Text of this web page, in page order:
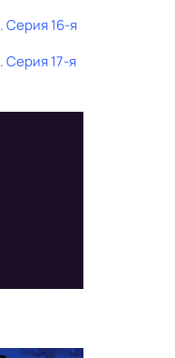
. Серия 16-я
. Серия 17-я